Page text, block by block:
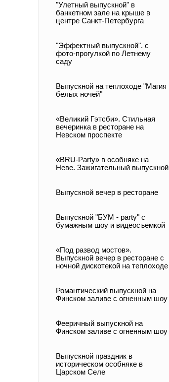
"Улетный выпускной" в
банкетном зале на крыше в
центре Санкт-Петербурга
"Эффектный выпускной". с
фото-прогулкой по Летнему
саду
Выпускной на теплоходе "Магия
белых ночей"
«Великий Гэтсби». Стильная
вечеринка в ресторане на
Невском проспекте
«BRU-Party» в особняке на
Неве. Зажигательный выпускной
Выпускной вечер в ресторане
Выпускной "БУМ - party" с
бумажным шоу и видеосъемкой
«Под развод мостов».
Выпускной вечер в ресторане с
ночной дискотекой на теплоходе
Романтический выпускной на
Финском заливе с огненным шоу
Фееричный выпускной на
Финском заливе с огненным шоу
Выпускной праздник в
историческом особняке в
Царском Селе